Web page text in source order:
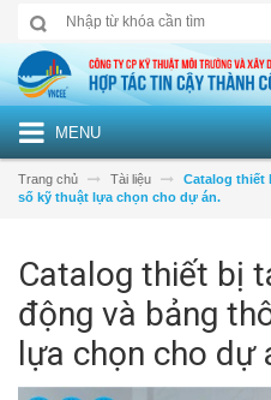
MENU
Trang chủ Tài liệu
Catalog thiết
số kỹ thuật lựa chọn cho dự án.
Catalog thiết bị
động và bảng
lựa chọn cho dự